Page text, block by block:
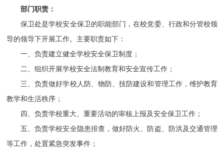
部门职责：
保卫处是学校安全保卫的职能部门，在校党委、行政和分管校领
导的领导下开展工作。主要职责如下：
一、负责建立健全学校安全保卫制度；
二、组织开展学校安全法制教育和安全宣传工作；
三、负责做好学校人防、物防、技防建设和管理工作，维护教育
教学和生活秩序；
四、负责学校重大、重要活动的审核上报及安全保卫工作；
五、负责学校安全隐患排查，做好防火、防盗、防洪及交通管理
等工作，处置紧急突发事件；